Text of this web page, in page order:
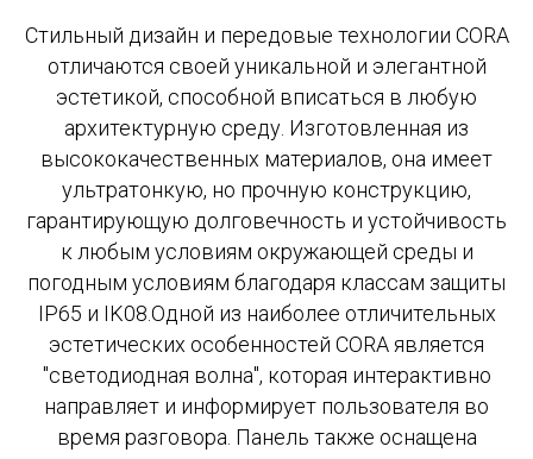
Стильный дизайн и передовые технологии CORA
отличаются своей уникальной и элегантной
эстетикой, способной вписаться в любую
архитектурную среду. Изготовленная из
высококачественных материалов, она имеет
ультратонкую, но прочную конструкцию,
гарантирующую долговечность и устойчивость
к любым условиям окружающей среды и
погодным условиям благодаря классам защиты
IP65 и IK08.Одной из наиболее отличительных
эстетических особенностей CORA является
"светодиодная волна", которая интерактивно
направляет и информирует пользователя во
время разговора. Панель также оснащена